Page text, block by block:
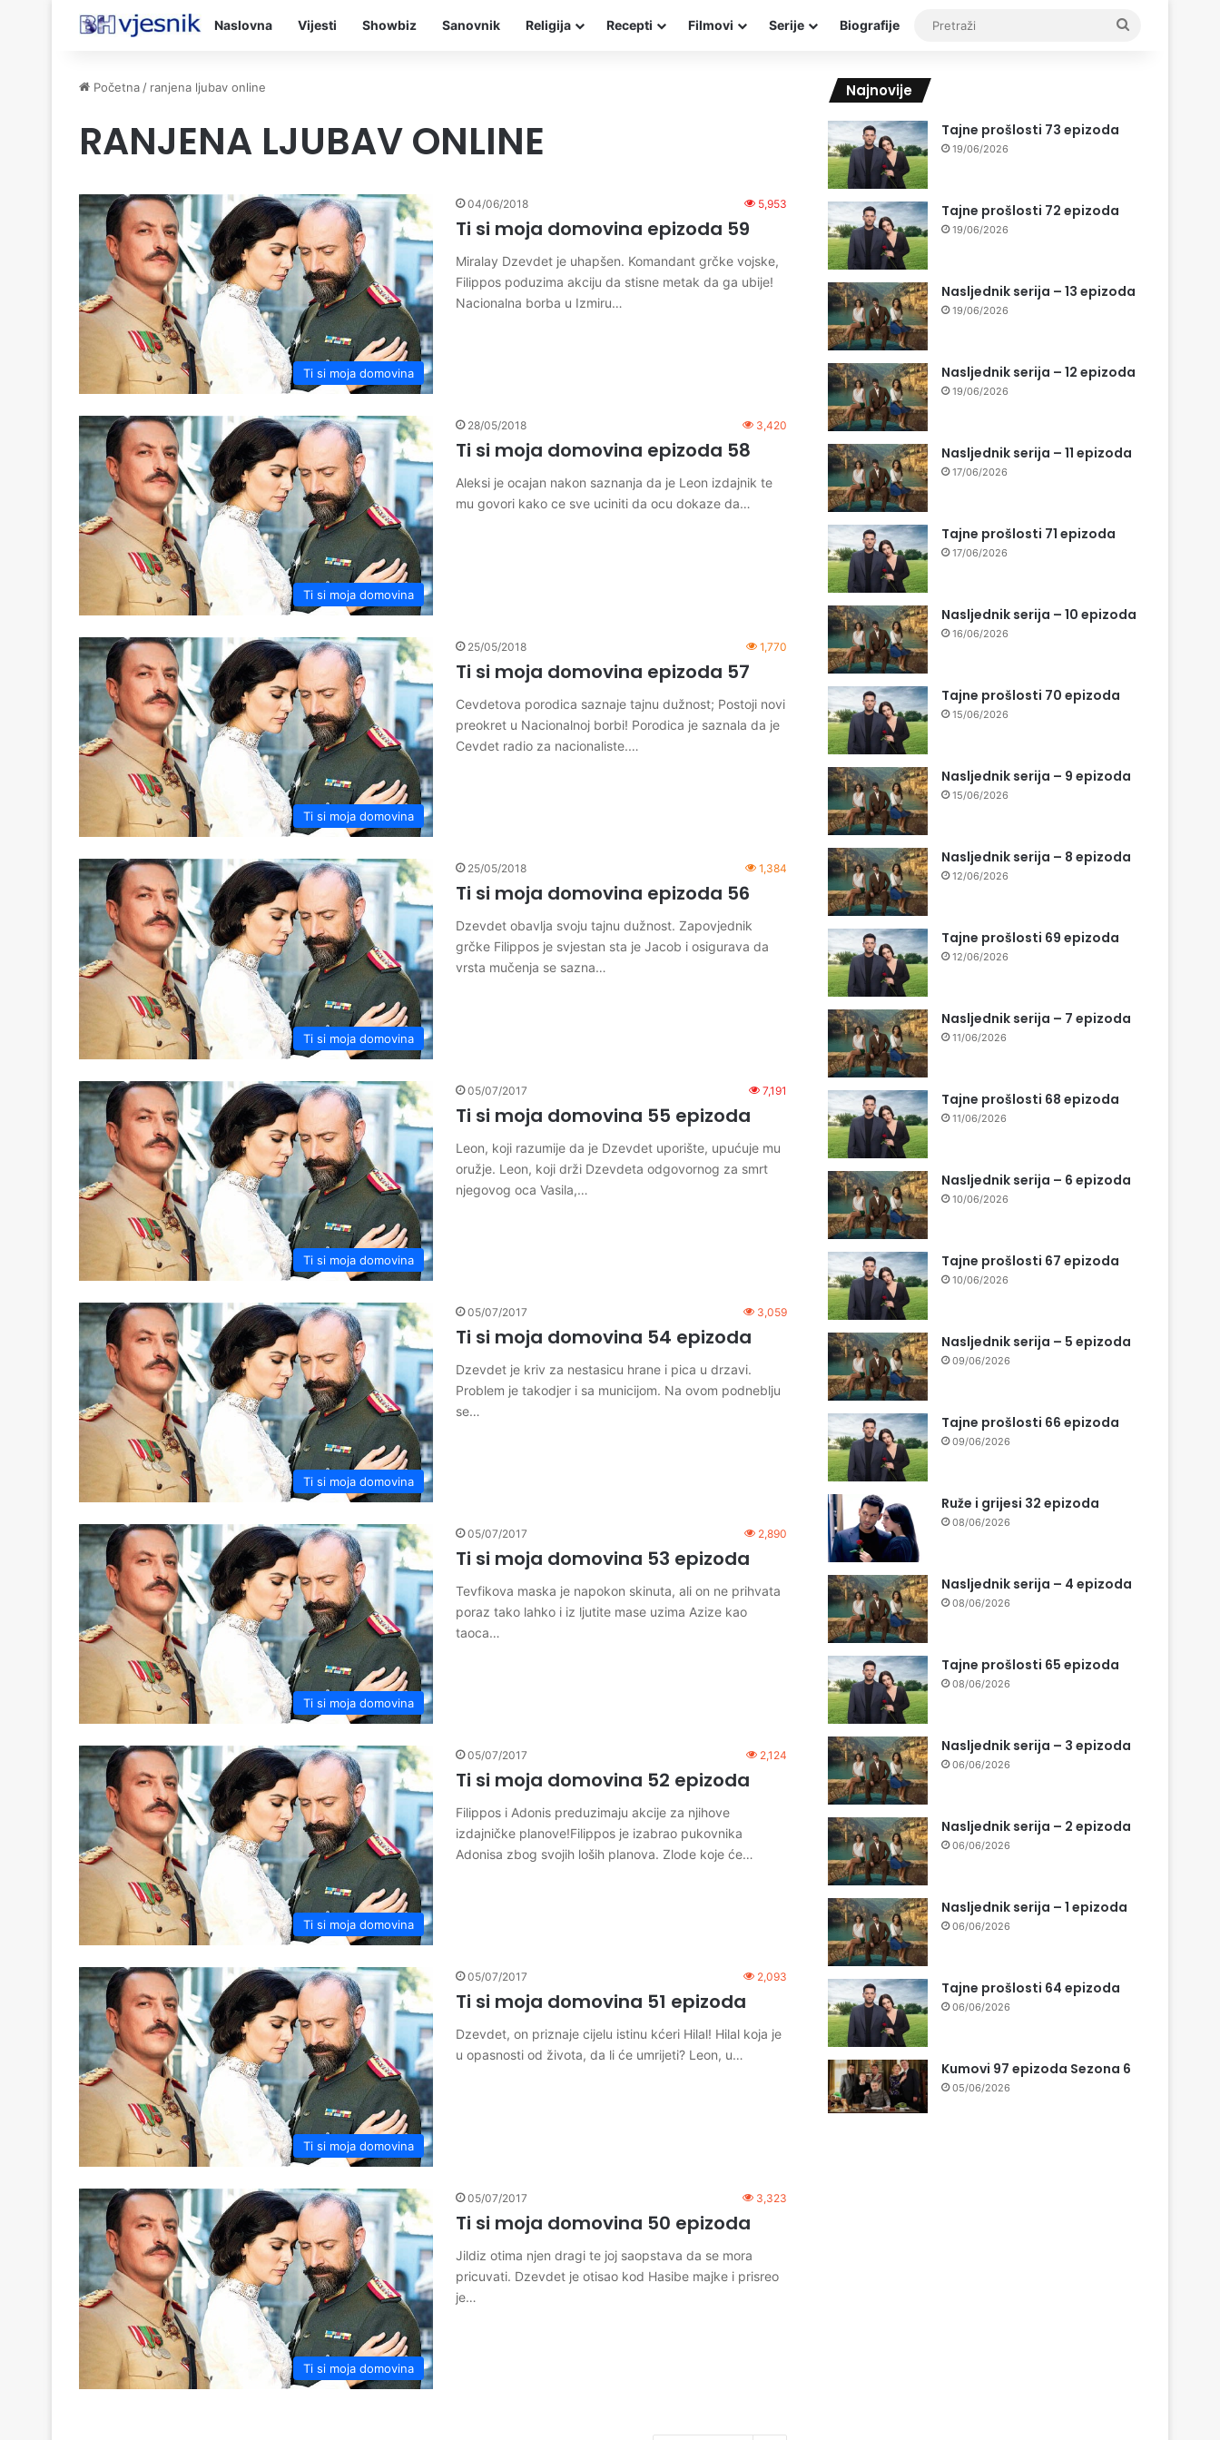
Naslovna Vijesti Showbiz Sanovnik Religija Recepti Filmovi Serije Biografije
Početna / ranjena ljubav online
RANJENA LJUBAV ONLINE
Ti si moja domovina
04/06/2018 5,953
Ti si moja domovina epizoda 59
Miralay Dzevdet je uhapšen. Komandant grčke vojske,
Filippos poduzima akciju da stisne metak da ga ubije!
Nacionalna borba u Izmiru…
Ti si moja domovina
28/05/2018 3,420
Ti si moja domovina epizoda 58
Aleksi je ocajan nakon saznanja da je Leon izdajnik te
mu govori kako ce sve uciniti da ocu dokaze da…
Ti si moja domovina
25/05/2018 1,770
Ti si moja domovina epizoda 57
Cevdetova porodica saznaje tajnu dužnost; Postoji novi
preokret u Nacionalnoj borbi! Porodica je saznala da je
Cevdet radio za nacionaliste.…
Ti si moja domovina
25/05/2018 1,384
Ti si moja domovina epizoda 56
Dzevdet obavlja svoju tajnu dužnost. Zapovjednik
grčke Filippos je svjestan sta je Jacob i osigurava da
vrsta mučenja se sazna…
Ti si moja domovina
05/07/2017 7,191
Ti si moja domovina 55 epizoda
Leon, koji razumije da je Dzevdet uporište, upućuje mu
oružje. Leon, koji drži Dzevdeta odgovornog za smrt
njegovog oca Vasila,…
Ti si moja domovina
05/07/2017 3,059
Ti si moja domovina 54 epizoda
Dzevdet je kriv za nestasicu hrane i pica u drzavi.
Problem je takodjer i sa municijom. Na ovom podneblju
se…
Ti si moja domovina
05/07/2017 2,890
Ti si moja domovina 53 epizoda
Tevfikova maska je napokon skinuta, ali on ne prihvata
poraz tako lahko i iz ljutite mase uzima Azize kao
taoca…
Ti si moja domovina
05/07/2017 2,124
Ti si moja domovina 52 epizoda
Filippos i Adonis preduzimaju akcije za njihove
izdajničke planove!Filippos je izabrao pukovnika
Adonisa zbog svojih loših planova. Zlode koje će…
Ti si moja domovina
05/07/2017 2,093
Ti si moja domovina 51 epizoda
Dzevdet, on priznaje cijelu istinu kćeri Hilal! Hilal koja je
u opasnosti od života, da li će umrijeti? Leon, u…
Ti si moja domovina
05/07/2017 3,323
Ti si moja domovina 50 epizoda
Jildiz otima njen dragi te joj saopstava da se mora
pricuvati. Dzevdet je otisao kod Hasibe majke i prisreo
je…
Najnovije
Tajne prošlosti 73 epizoda
19/06/2026
Tajne prošlosti 72 epizoda
19/06/2026
Nasljednik serija – 13 epizoda
19/06/2026
Nasljednik serija – 12 epizoda
19/06/2026
Nasljednik serija – 11 epizoda
17/06/2026
Tajne prošlosti 71 epizoda
17/06/2026
Nasljednik serija – 10 epizoda
16/06/2026
Tajne prošlosti 70 epizoda
15/06/2026
Nasljednik serija – 9 epizoda
15/06/2026
Nasljednik serija – 8 epizoda
12/06/2026
Tajne prošlosti 69 epizoda
12/06/2026
Nasljednik serija – 7 epizoda
11/06/2026
Tajne prošlosti 68 epizoda
11/06/2026
Nasljednik serija – 6 epizoda
10/06/2026
Tajne prošlosti 67 epizoda
10/06/2026
Nasljednik serija – 5 epizoda
09/06/2026
Tajne prošlosti 66 epizoda
09/06/2026
Ruže i grijesi 32 epizoda
08/06/2026
Nasljednik serija – 4 epizoda
08/06/2026
Tajne prošlosti 65 epizoda
08/06/2026
Nasljednik serija – 3 epizoda
06/06/2026
Nasljednik serija – 2 epizoda
06/06/2026
Nasljednik serija – 1 epizoda
06/06/2026
Tajne prošlosti 64 epizoda
06/06/2026
Kumovi 97 epizoda Sezona 6
05/06/2026